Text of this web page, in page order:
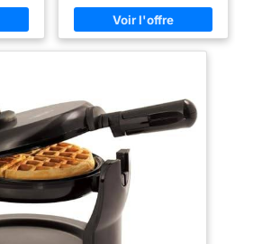
réduction des déchets
FACILE À NETTOYER : le
plateau récupérateur du
(16 x 10 x 3 cm)
amovibles sont
compatibles lave-
vaisselles FACILE A
RANGER : système de
verrouillage du produit
en position verticale
un
effort
AU
de
prix
gaufres, laissant de la place
pour plus de garnitures pour un
régal gourmand FACILE À
sans souci HAUTE PRÉCISION :
thermostat réglable (7 niveaux
de cuisson) avec préchauffage
et témoins de cuisson pour des
résultats parfaits REPARABILITE
15 ANS AU JUSTE PRIX :
engagement de réparabilité 15
ans au juste prix grâce à notre
réseau de 6200 réparateurs
dans le monde, pour contribuer